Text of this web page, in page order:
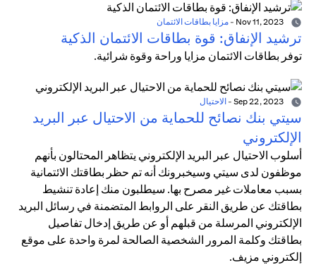
- مزايا بطاقات الائتمان
ترشيد الإنفاق: قوة بطاقات الائتمان الذكية
توفر بطاقات الائتمان مزايا وراحة وقوة شرائية.
- الاحتيال
سيتي بنك نصائح للحماية من الاحتيال عبر البريد
الإلكتروني
أسلوب الاحتيال عبر البريد الإلكتروني يتظاهر المحتالون بأنهم
موظفون لدى سيتي وسيخبرونك أنه تم حظر بطاقتك الائتمانية
بسبب معاملات غير مصرح بها. سيطلبون منك إعادة تنشيط
بطاقتك عن طريق النقر على الروابط المتضمنة في رسائل البريد
الإلكتروني المرسلة من قبلهم أو عن طريق إدخال تفاصيل
بطاقتك وكلمة المرور الشخصية الصالحة لمرة واحدة على موقع
إلكتروني مزيف.